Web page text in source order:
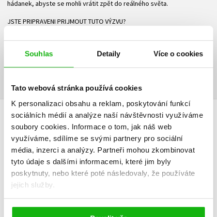
Souhlas Detaily Více o cookies
Tato webová stránka používá cookies
K personalizaci obsahu a reklam, poskytování funkcí
sociálních médií a analýze naší návštěvnosti využíváme
soubory cookies. Informace o tom, jak náš web
využíváme, sdílíme se svými partnery pro sociální
média, inzerci a analýzy. Partneři mohou zkombinovat
tyto údaje s dalšími informacemi, které jim byly
poskytnuty, nebo které poté následovaly, že používáte
jejich služby.
hádanek, abyste se mohli vrátit zpět do reálného světa.
JSTE PRIPRAVENI PRIJMOUT TUTO VÝZVU?
Ke stažení
PDF Ukázka.pdf
HODNOCENÍ ČTENÁŘŮ
V současné době nejsou vytvořena žádná uživatelská hodnocení.
Vaše hodnocení
Uživatelskou recenzi mohou vkládat pouze registrovaní uživatelé